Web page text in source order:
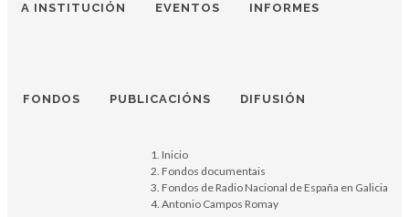
A INSTITUCIÓN EVENTOS INFORMES
FONDOS PUBLICACIÓNS DIFUSIÓN
Inicio
Fondos documentais
Fondos de Radio Nacional de España en Galicia
Antonio Campos Romay